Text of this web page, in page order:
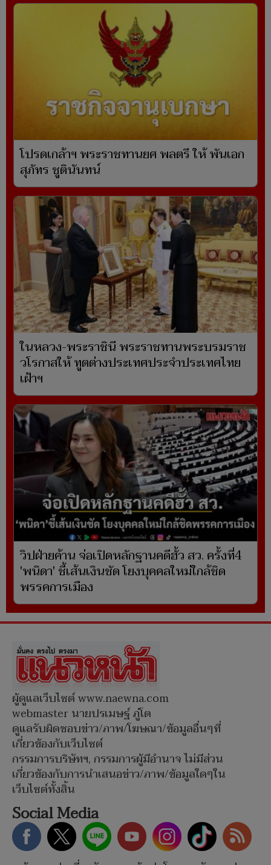
โปรดเกล้าฯ พระราชทานยศ พลตรี ให้ พันเอก
สุภัทร ชูตินันทน์
ในหลวง-พระราชินี พระราชทานพระบรมราช
วโรกาสให้ ทูตต่างประเทศประจำประเทศไทย
เฝ้าฯ
วิปฝ่ายค้าน จ่อเปิดหลักฐานคดีฮั้ว สว. ครั้งที่4
'พนิดา' ชี้เส้นเงินชัด โยงบุคคลใหม่ใกล้ชิด
พรรคการเมือง
ผู้ดูแลเว็บไซต์ www.naewna.com
webmaster นายปรเมษฐ์ ภู่โต
ดูแลรับผิดชอบข่าว/ภาพ/โฆษณา/ข้อมูลอื่นๆที่
เกี่ยวข้องกับเว็บไซต์
กรรมการบริษัทฯ, กรรมการผู้มีอำนาจ ไม่มีส่วน
เกี่ยวข้องกับการนำเสนอข่าว/ภาพ/ข้อมูลใดๆใน
เว็บไซต์ทั้งสิ้น
Social Media